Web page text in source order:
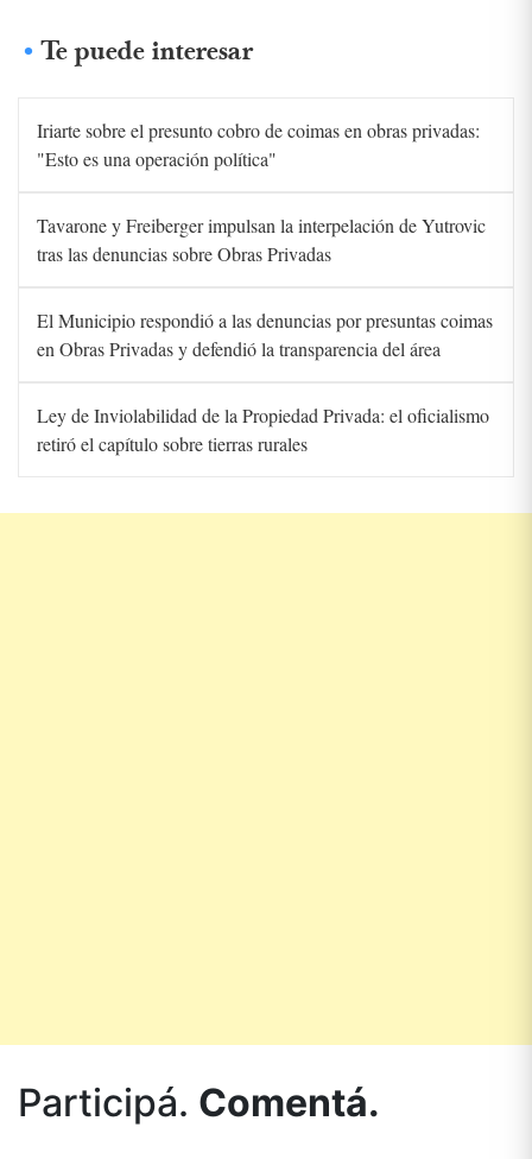
Te puede interesar
Iriarte sobre el presunto cobro de coimas en obras privadas:
"Esto es una operación política"
Tavarone y Freiberger impulsan la interpelación de Yutrovic
tras las denuncias sobre Obras Privadas
El Municipio respondió a las denuncias por presuntas coimas
en Obras Privadas y defendió la transparencia del área
Ley de Inviolabilidad de la Propiedad Privada: el oficialismo
retiró el capítulo sobre tierras rurales
Participá. Comentá.